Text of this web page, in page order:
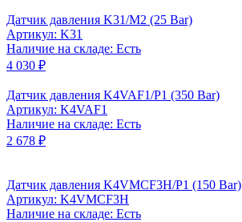
Датчик давления K31/M2 (25 Bar)
Артикул: K31
Наличие на складе: Есть
4 030 ₽
Датчик давления K4VAF1/P1 (350 Bar)
Артикул: K4VAF1
Наличие на складе: Есть
2 678 ₽
Датчик давления K4VMCF3H/P1 (150 Bar)
Артикул: K4VMCF3H
Наличие на складе: Есть